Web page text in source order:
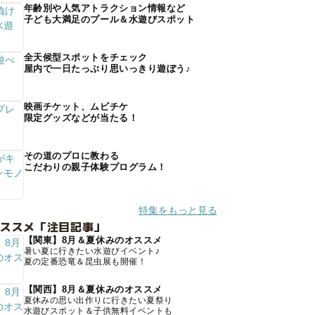
年齢別や人気アトラクション情報など
子ども大満足のプール＆水遊びスポット
全天候型スポットをチェック
屋内で一日たっぷり思いっきり遊ぼう♪
映画チケット、ムビチケ
限定グッズなどが当たる！
その道のプロに教わる
こだわりの親子体験プログラム！
特集をもっと見る
スメ「注目記事」
【関東】8月＆夏休みのオススメ
暑い夏に行きたい水遊びイベント♪
夏の定番恐竜＆昆虫展も開催！
【関西】8月＆夏休みのオススメ
夏休みの思い出作りに行きたい夏祭り
水遊びスポット＆子供無料イベントも